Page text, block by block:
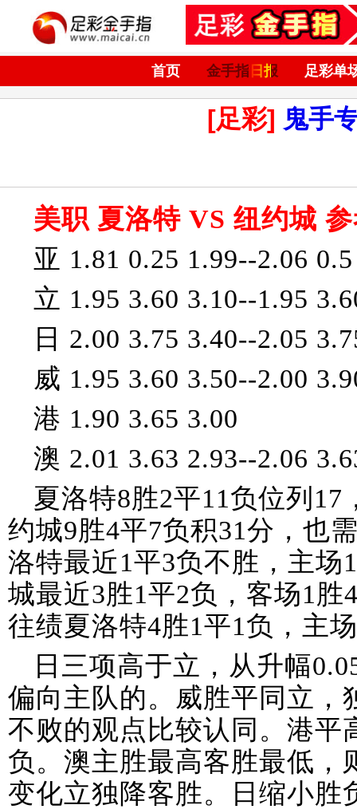
首页 金手指日报 足彩单
[足彩] 鬼手
美职 夏洛特 VS 纽约城
亚 1.81 0.25 1.99--2.06
立 1.95 3.60 3.10--1.95
日 2.00 3.75 3.40--2.05
威 1.95 3.60 3.50--2.00
港 1.90 3.65 3.00
澳 2.01 3.63 2.93--2.06
夏洛特8胜2平11负位列
约城9胜4平7负积31分，也
洛特最近1平3负不胜，主场
城最近3胜1平2负，客场1
往绩夏洛特4胜1平1负，主
日三项高于立，从升幅
偏向主队的。威胜平同立，
不败的观点比较认同。港平
负。澳主胜最高客胜最低，
变化立独降客胜。日缩小胜